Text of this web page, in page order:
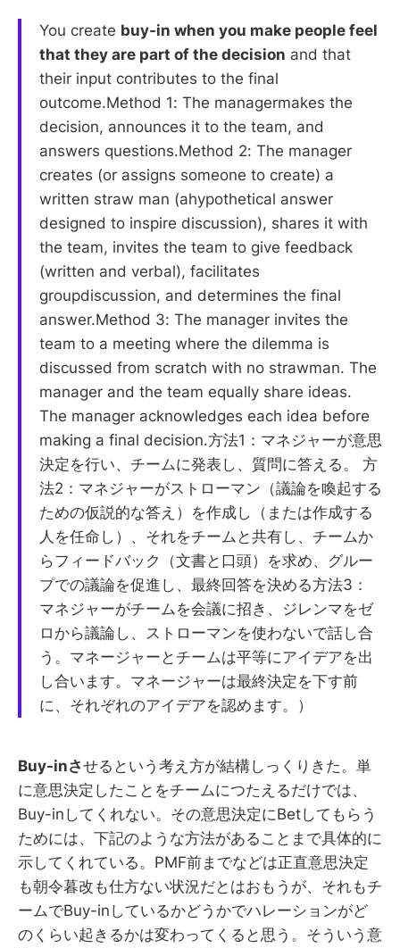
You create buy-in when you make people feel
that they are part of the decision and that
their input contributes to the final
outcome.Method 1: The managermakes the
decision, announces it to the team, and
answers questions.Method 2: The manager
creates (or assigns someone to create) a
written straw man (ahypothetical answer
designed to inspire discussion), shares it with
the team, invites the team to give feedback
(written and verbal), facilitates
groupdiscussion, and determines the final
answer.Method 3: The manager invites the
team to a meeting where the dilemma is
discussed from scratch with no strawman. The
manager and the team equally share ideas.
The manager acknowledges each idea before
making a final decision.方法1：マネジャーが意思
決定を行い、チームに発表し、質問に答える。 方
法2：マネジャーがストローマン（議論を喚起する
ための仮説的な答え）を作成し（または作成する
人を任命し）、それをチームと共有し、チームか
らフィードバック（文書と口頭）を求め、グルー
プでの議論を促進し、最終回答を決める方法3：
マネジャーがチームを会議に招き、ジレンマをゼ
ロから議論し、ストローマンを使わないで話し合
う。マネージャーとチームは平等にアイデアを出
し合います。マネージャーは最終決定を下す前
に、それぞれのアイデアを認めます。）
Buy-inさせるという考え方が結構しっくりきた。単
に意思決定したことをチームにつたえるだけでは、
Buy-inしてくれない。その意思決定にBetしてもらう
ためには、下記のような方法があることまで具体的に
示してくれている。PMF前までなどは正直意思決定
も朝令暮改も仕方ない状況だとはおもうが、それもチ
ームでBuy-inしているかどうかでハレーションがど
のくらい起きるかは変わってくると思う。そういう意